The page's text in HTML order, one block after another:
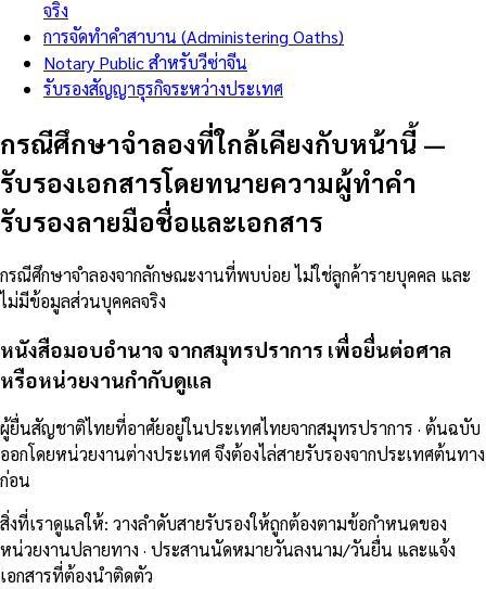
จริง
การจัดทำคำสาบาน (Administering Oaths)
Notary Public สำหรับวีซ่าจีน
รับรองสัญญาธุรกิจระหว่างประเทศ
กรณีศึกษาจำลองที่ใกล้เคียงกับหน้านี้ —
รับรองเอกสารโดยทนายความผู้ทำคำ
รับรองลายมือชื่อและเอกสาร
กรณีศึกษาจำลองจากลักษณะงานที่พบบ่อย ไม่ใช่ลูกค้ารายบุคคล และ
ไม่มีข้อมูลส่วนบุคคลจริง
หนังสือมอบอำนาจ จากสมุทรปราการ เพื่อยื่นต่อศาล
หรือหน่วยงานกำกับดูแล
ผู้ยื่นสัญชาติไทยที่อาศัยอยู่ในประเทศไทยจากสมุทรปราการ · ต้นฉบับ
ออกโดยหน่วยงานต่างประเทศ จึงต้องไล่สายรับรองจากประเทศต้นทาง
ก่อน
สิ่งที่เราดูแลให้: วางลำดับสายรับรองให้ถูกต้องตามข้อกำหนดของ
หน่วยงานปลายทาง · ประสานนัดหมายวันลงนาม/วันยื่น และแจ้ง
เอกสารที่ต้องนำติดตัว